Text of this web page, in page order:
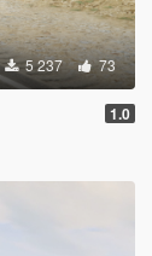
5 237 73
1.0